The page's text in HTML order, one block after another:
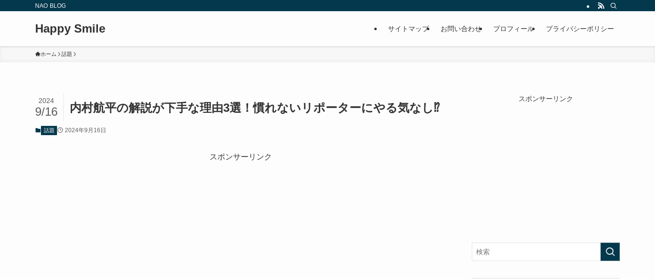
NAO BLOG
Happy Smile サイトマップ お問い合わせ プロフィール プライバシーポリシー
ホーム 話題
内村航平の解説が下手な理由3選！慣れないリポーターにやる気なし⁉
2024
9/16
話題 2024年9月16日
スポンサーリンク
スポンサーリンク